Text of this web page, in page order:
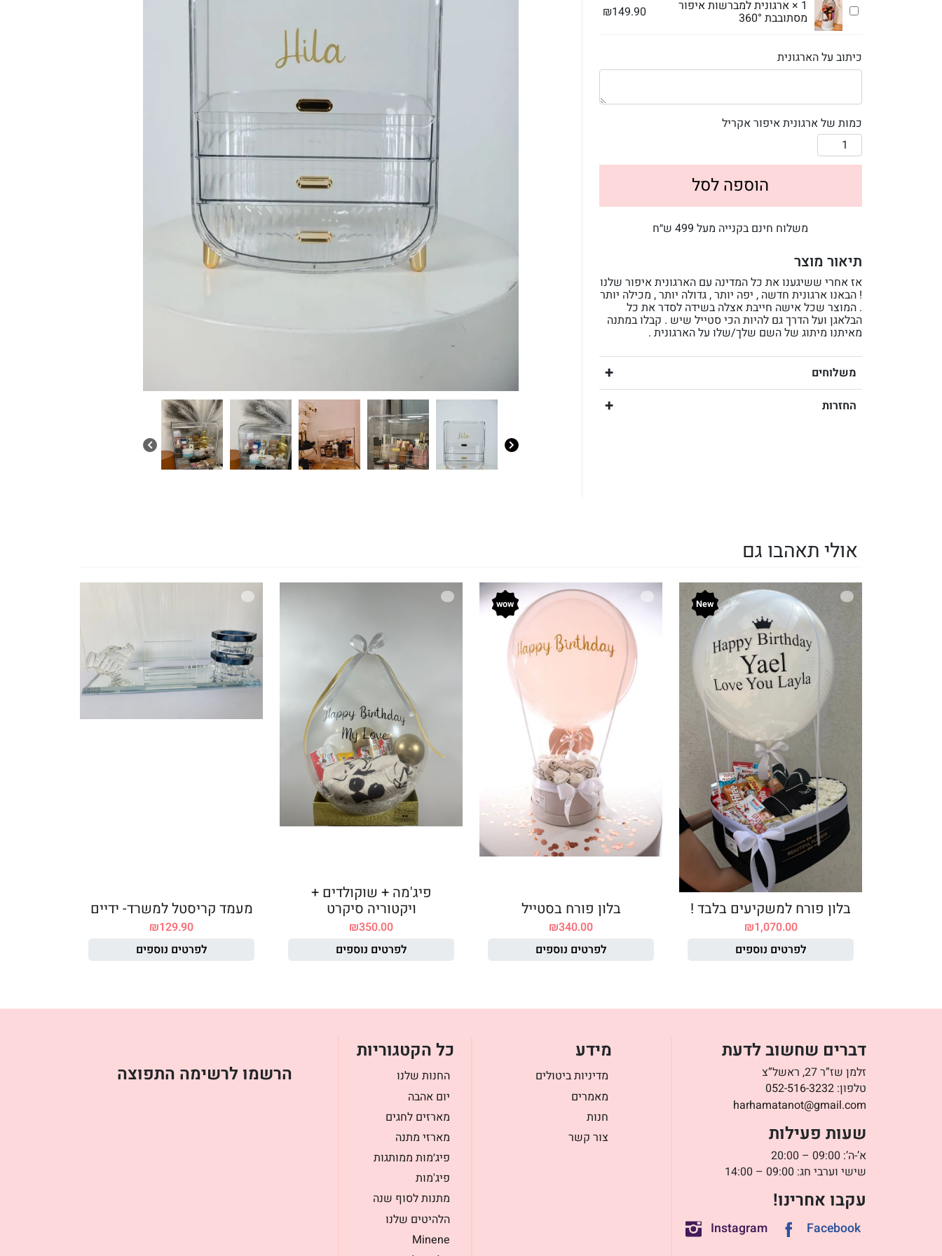
ארגונית
למברשות
איפור
מסתובבת
360°
1
×ארגונית למברשות איפור
מסתובבת 360° ₪149.90
כיתוב על הארגונית
כמות של ארגונית איפור אקריל
הוספה לסל
משלוח חינם בקנייה מעל 499 ש״ח
תיאור מוצר
אז אחרי ששיגענו את כל המדינה עם הארגונית איפור שלנו
! הבאנו ארגונית חדשה , יפה יותר , גדולה יותר , מכילה יותר
. המוצר שכל אישה חייבת אצלה בשידה לסדר את כל
הבלאגן ועל הדרך גם להיות הכי סטייל שיש . קבלו במתנה
מאיתנו מיתוג של השם שלך/שלו על הארגונית .
משלוחים
החזרות
אולי תאהבו גם
New
בלון פורח למשקיעים בלבד !
₪1,070.00
לפרטים נוספים
wow
בלון פורח בסטייל
₪340.00
לפרטים נוספים
פיג'מה + שוקולדים +
ויקטוריה סיקרט
₪350.00
לפרטים נוספים
מעמד קריסטל למשרד- ידיים
₪129.90
לפרטים נוספים
דברים שחשוב לדעת
זלמן שז”ר 27, ראשל”צ
טלפון: 052-516-3232
harhamatanot@gmail.com
שעות פעילות
א’-ה’: 09:00 – 20:00
שישי וערבי חג: 09:00 – 14:00
עקבו אחרינו!
Facebook
Instagram
מידע
מדיניות ביטולים
מאמרים
חנות
צור קשר
כל הקטגוריות
החנות שלנו
יום אהבה
מארזים לחגים
מארזי מתנה
פיג׳מות ממותגות
פיג'מות
מתנות לסוף שנה
הלהיטים שלנו
Minene
הרשמו לרשימה התפוצה